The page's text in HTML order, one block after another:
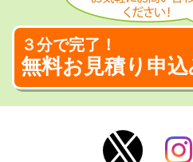
３分で完了！
無料お見積り申込